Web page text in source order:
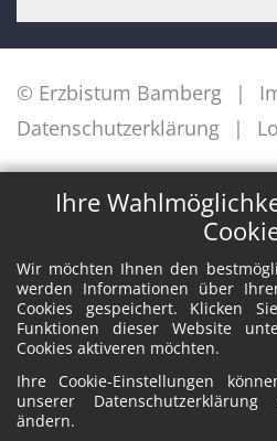
Ihre
Wir möchten Ihnen den
werden Informationen über
Cookies gespeichert. Klicken
Funktionen dieser Website
Cookies aktiveren möchten.
Ihre Cookie-Einstellungen
unserer
ändern.
© Erzbistum Bamberg
Datenschutzerklärung